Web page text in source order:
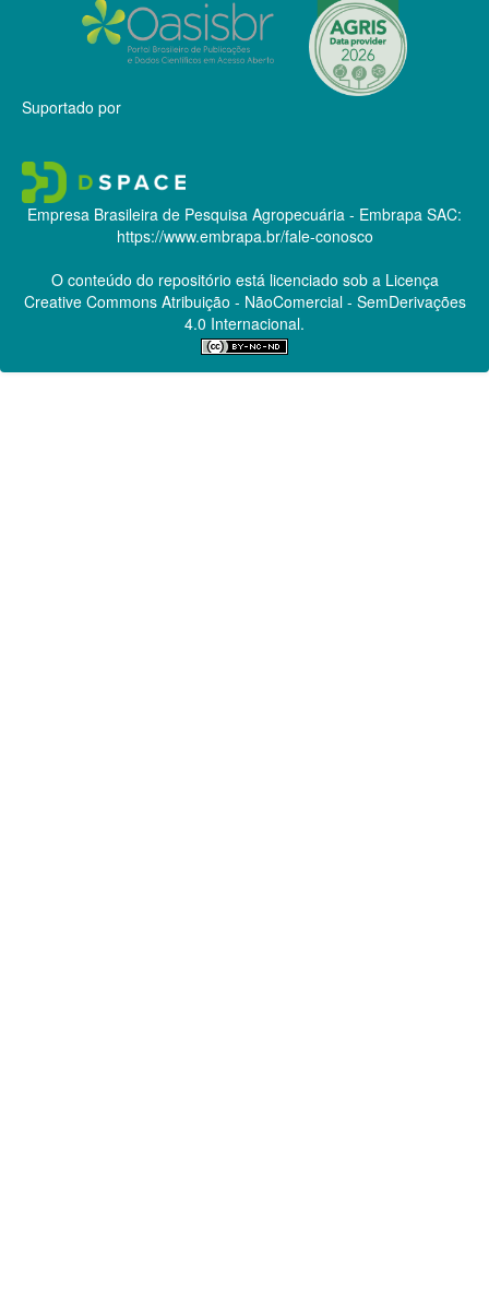
Suportado por
Empresa Brasileira de Pesquisa Agropecuária - Embrapa SAC:
https://www.embrapa.br/fale-conosco
O conteúdo do repositório está licenciado sob a Licença
Creative CommonsAtribuição - NãoComercial - SemDerivações
4.0 Internacional.